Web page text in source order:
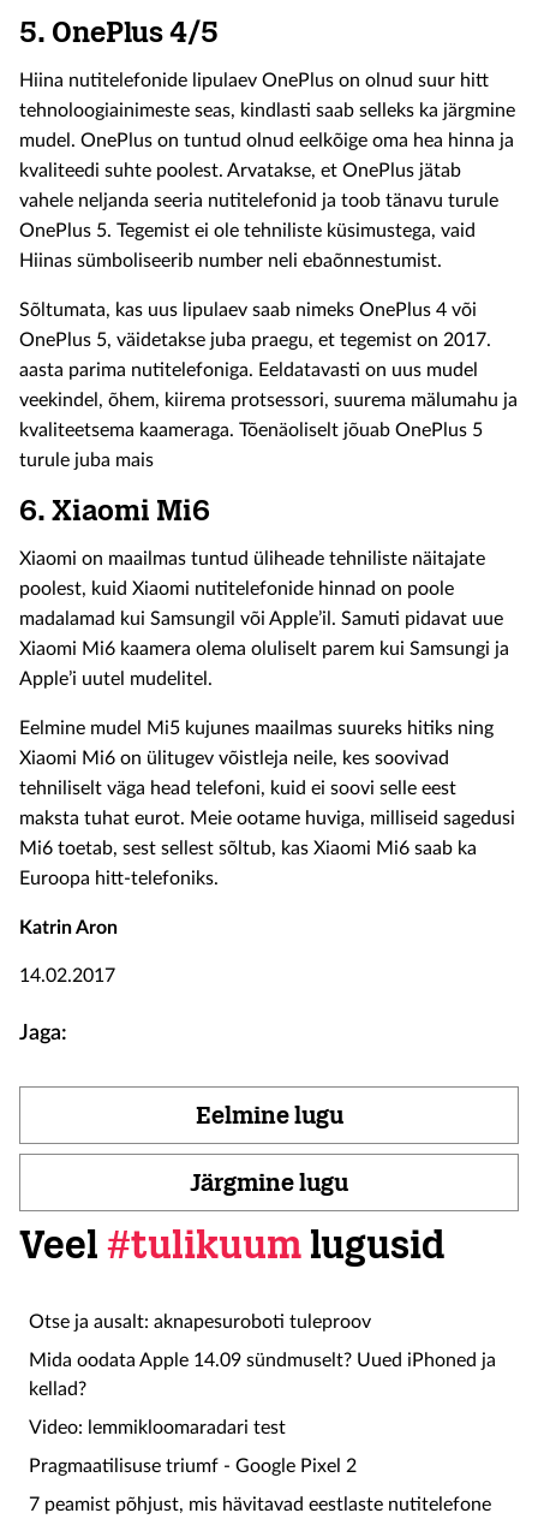
5. OnePlus 4/5
Hiina nutitelefonide lipulaev OnePlus on olnud suur hitt
tehnoloogiainimeste seas, kindlasti saab selleks ka järgmine
mudel. OnePlus on tuntud olnud eelkõige oma hea hinna ja
kvaliteedi suhte poolest. Arvatakse, et OnePlus jätab
vahele neljanda seeria nutitelefonid ja toob tänavu turule
OnePlus 5. Tegemist ei ole tehniliste küsimustega, vaid
Hiinas sümboliseerib number neli ebaõnnestumist.
Sõltumata, kas uus lipulaev saab nimeks OnePlus 4 või
OnePlus 5, väidetakse juba praegu, et tegemist on 2017.
aasta parima nutitelefoniga. Eeldatavasti on uus mudel
veekindel, õhem, kiirema protsessori, suurema mälumahu ja
kvaliteetsema kaameraga. Tõenäoliselt jõuab OnePlus 5
turule juba mais
6. Xiaomi Mi6
Xiaomi on maailmas tuntud üliheade tehniliste näitajate
poolest, kuid Xiaomi nutitelefonide hinnad on poole
madalamad kui Samsungil või Apple’il. Samuti pidavat uue
Xiaomi Mi6 kaamera olema oluliselt parem kui Samsungi ja
Apple’i uutel mudelitel.
Eelmine mudel Mi5 kujunes maailmas suureks hitiks ning
Xiaomi Mi6 on ülitugev võistleja neile, kes soovivad
tehniliselt väga head telefoni, kuid ei soovi selle eest
maksta tuhat eurot. Meie ootame huviga, milliseid sagedusi
Mi6 toetab, sest sellest sõltub, kas Xiaomi Mi6 saab ka
Euroopa hitt-telefoniks.
Katrin Aron
14.02.2017
Jaga:
Eelmine lugu
Järgmine lugu
Veel #tulikuum lugusid
Otse ja ausalt: aknapesuroboti tuleproov
Mida oodata Apple 14.09 sündmuselt? Uued iPhoned ja
kellad?
Video: lemmikloomaradari test
Pragmaatilisuse triumf - Google Pixel 2
7 peamist põhjust, mis hävitavad eestlaste nutitelefone